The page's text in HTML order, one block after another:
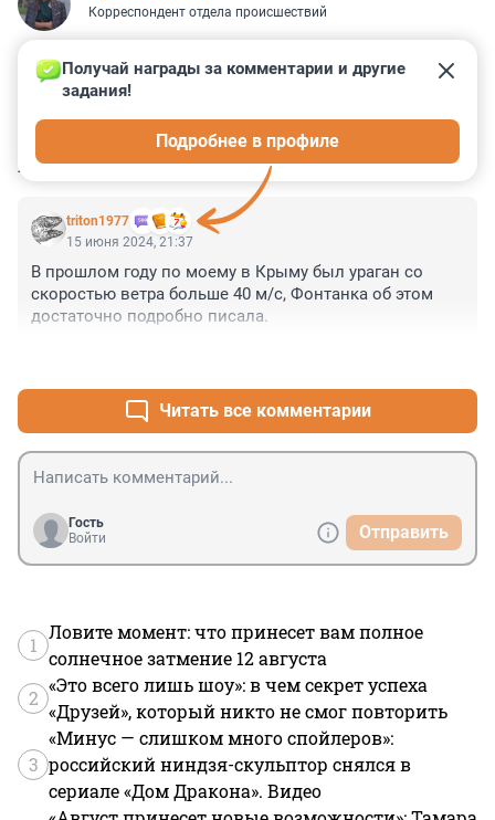
Корреспондент отдела происшествий
КОММЕНТАРИИ 4
triton1977
Получай награды за комментарии и другие
задания!
Подробнее в профиле
15 июня 2024, 21:37
В прошлом году по моему в Крыму был ураган со
скоростью ветра больше 40 м/с, Фонтанка об этом
достаточно подробно писала.
Читать все комментарии
Гость
Войти
Отправить
1
Ловите момент: что принесет вам полное
солнечное затмение 12 августа
2
«Это всего лишь шоу»: в чем секрет успеха
«Друзей», который никто не смог повторить
3
«Минус — слишком много спойлеров»:
российский ниндзя-скульптор снялся в
сериале «Дом Дракона». Видео